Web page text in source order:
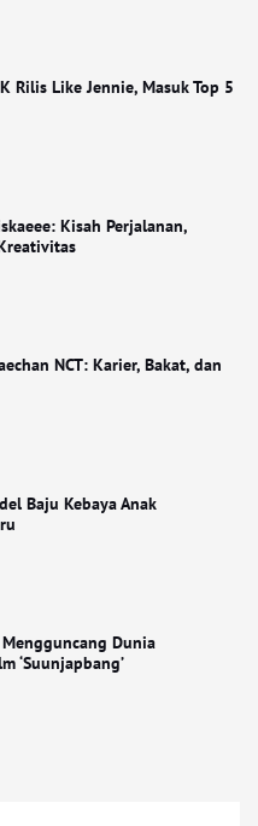
Rilis Like Jennie, Masuk Top 5
Kisah Perjalanan,
NCT: Karier, Bakat, dan
Baju Kebaya Anak
Dunia
‘Suunjapbang’